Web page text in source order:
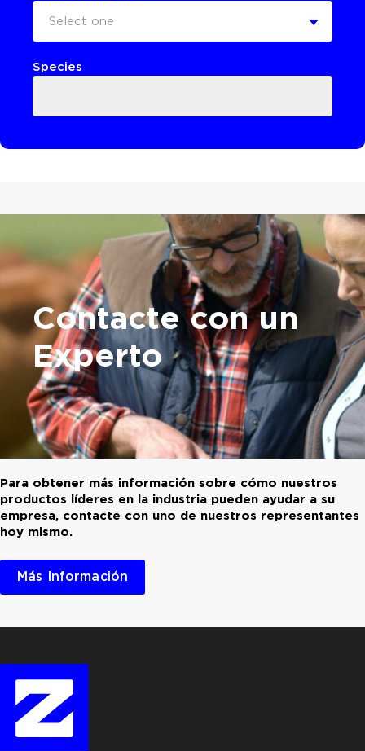
Select one
Species
Contacte con un
Experto
Para obtener más información sobre cómo nuestros
productos líderes en la industria pueden ayudar a su
empresa, contacte con uno de nuestros representantes
hoy mismo.
Más Información